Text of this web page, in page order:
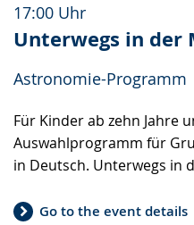
17:00 Uhr
Unterwegs in der
Astronomie-Programm
Für Kinder ab zehn Jahre
Auswahlprogramm für
in Deutsch. Unterwegs in
Go to the event details